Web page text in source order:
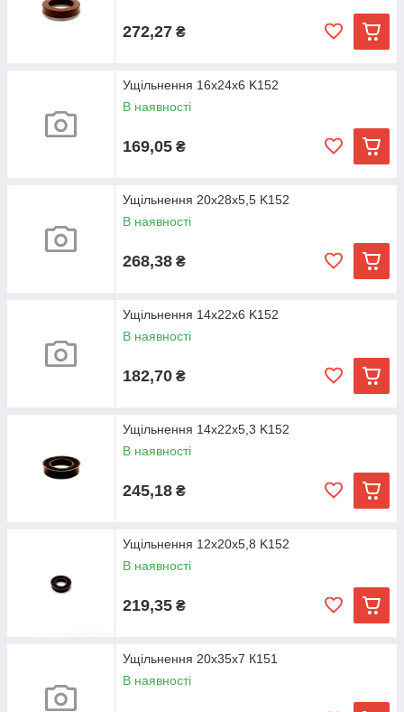
272,27 ₴
Ущільнення 16х24х6 K152
В наявності
169,05 ₴
Ущільнення 20х28х5,5 K152
В наявності
268,38 ₴
Ущільнення 14х22х6 K152
В наявності
182,70 ₴
Ущільнення 14х22х5,3 K152
В наявності
245,18 ₴
Ущільнення 12х20х5,8 K152
В наявності
219,35 ₴
Ущільнення 20х35х7 К151
В наявності